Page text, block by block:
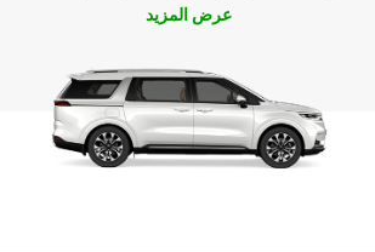
عرض المزيد